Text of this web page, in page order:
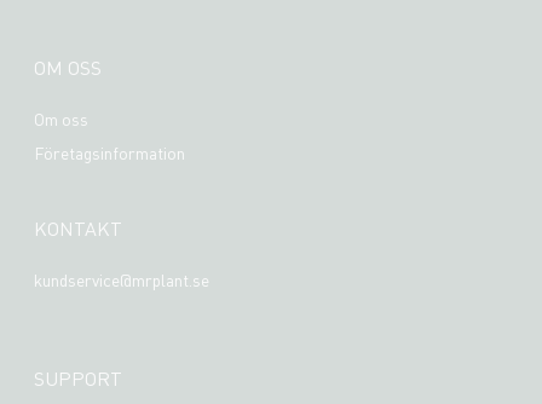
OM OSS
Om oss
Företagsinformation
KONTAKT
kundservice@mrplant.se
SUPPORT